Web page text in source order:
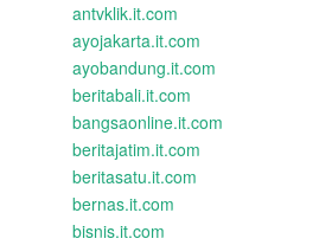
antvklik.it.com
ayojakarta.it.com
ayobandung.it.com
beritabali.it.com
bangsaonline.it.com
beritajatim.it.com
beritasatu.it.com
bernas.it.com
bisnis.it.com